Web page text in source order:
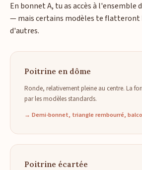
En bonnet A, tu as accès à l'ensemble
— mais certains modèles te flatteront
d'autres.
Poitrine en dôme
Ronde, relativement pleine au centre. La
par les modèles standards.
→ Demi-bonnet, triangle rembourré,
Poitrine écartée